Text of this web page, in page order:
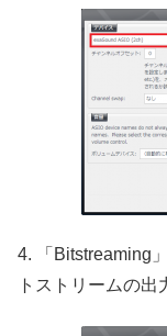
4. 「Bitstreaming
トストリームの出